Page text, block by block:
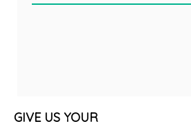
GIVE US YOUR